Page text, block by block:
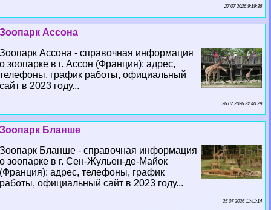
27 07 2026 9:19:36
Зоопарк Ассона
Зоопарк Ассона - справочная информация
о зоопарке в г. Ассон (Франция): адрес,
телефоны, график работы, официальный
сайт в 2023 году...
26 07 2026 22:40:29
Зоопарк Бланше
Зоопарк Бланше - справочная информация
о зоопарке в г. Сен-Жульен-де-Майок
(Франция): адрес, телефоны, график
работы, официальный сайт в 2023 году...
25 07 2026 11:41:14